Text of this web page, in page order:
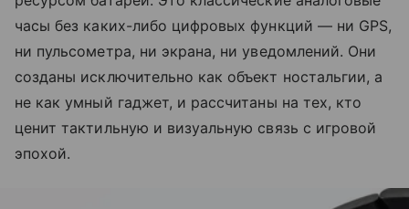
часы без каких-либо цифровых функций — ни GPS,
ни пульсометра, ни экрана, ни уведомлений. Они
созданы исключительно как объект ностальгии, а
не как умный гаджет, и рассчитаны на тех, кто
ценит тактильную и визуальную связь с игровой
эпохой.